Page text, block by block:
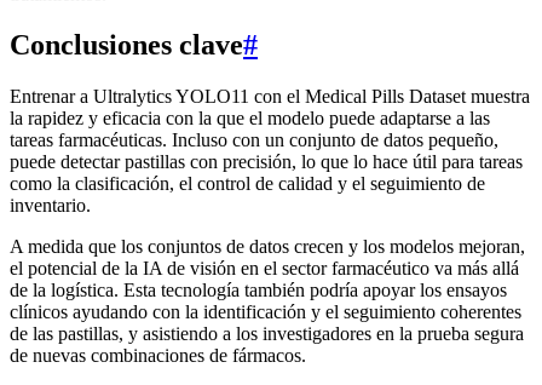
Conclusiones clave#
Entrenar a Ultralytics YOLO11 con el Medical Pills Dataset muestra
la rapidez y eficacia con la que el modelo puede adaptarse a las
tareas farmacéuticas. Incluso con un conjunto de datos pequeño,
puede detectar pastillas con precisión, lo que lo hace útil para tareas
como la clasificación, el control de calidad y el seguimiento de
inventario.
A medida que los conjuntos de datos crecen y los modelos mejoran,
el potencial de la IA de visión en el sector farmacéutico va más allá
de la logística. Esta tecnología también podría apoyar los ensayos
clínicos ayudando con la identificación y el seguimiento coherentes
de las pastillas, y asistiendo a los investigadores en la prueba segura
de nuevas combinaciones de fármacos.